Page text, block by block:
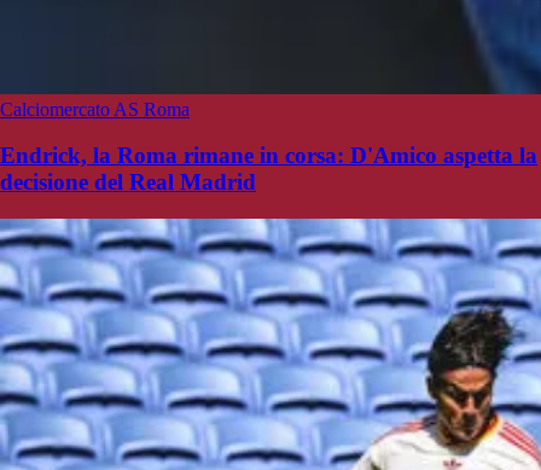
Calciomercato AS Roma
Endrick, la Roma rimane in corsa: D'Amico aspetta la
decisione del Real Madrid